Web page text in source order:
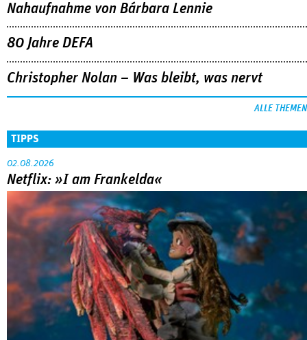
Nahaufnahme von Bárbara Lennie
80 Jahre DEFA
Christopher Nolan – Was bleibt, was nervt
ALLE THEMEN
TIPPS
02.08.2026
Netflix: »I am Frankelda«